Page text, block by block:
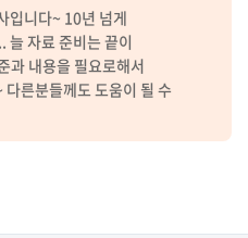
입니다~ 10년 넘게
늘 자료 준비는 끝이
과 내용을 필요로해서
른분들께도 도움이 될 수